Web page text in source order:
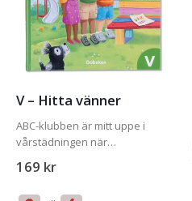
V – Hitta vänner
ABC-klubben är mitt uppe i
vårstädningen när
en mystisk biljett på V. Alla
169 kr